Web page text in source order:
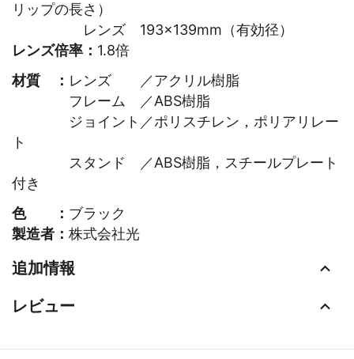
リップの長さ）
レンズ 193×139mm（有効径）
レンズ倍率： 1.8倍
材質 ： レンズ ／アクリル樹脂
フレーム ／ABS樹脂
ジョイント／ポリスチレン，ポリアリレー
ト
スタンド ／ABS樹脂，スチールプレート
付き
色 ： ブラック
製造者： 株式会社光
追加情報
レビュー